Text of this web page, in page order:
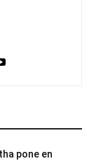
pone en